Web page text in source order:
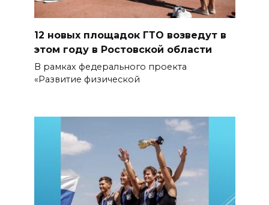
12 новых площадок ГТО возведут в
этом году в Ростовской области
В рамках федерального проекта
«Развитие физической